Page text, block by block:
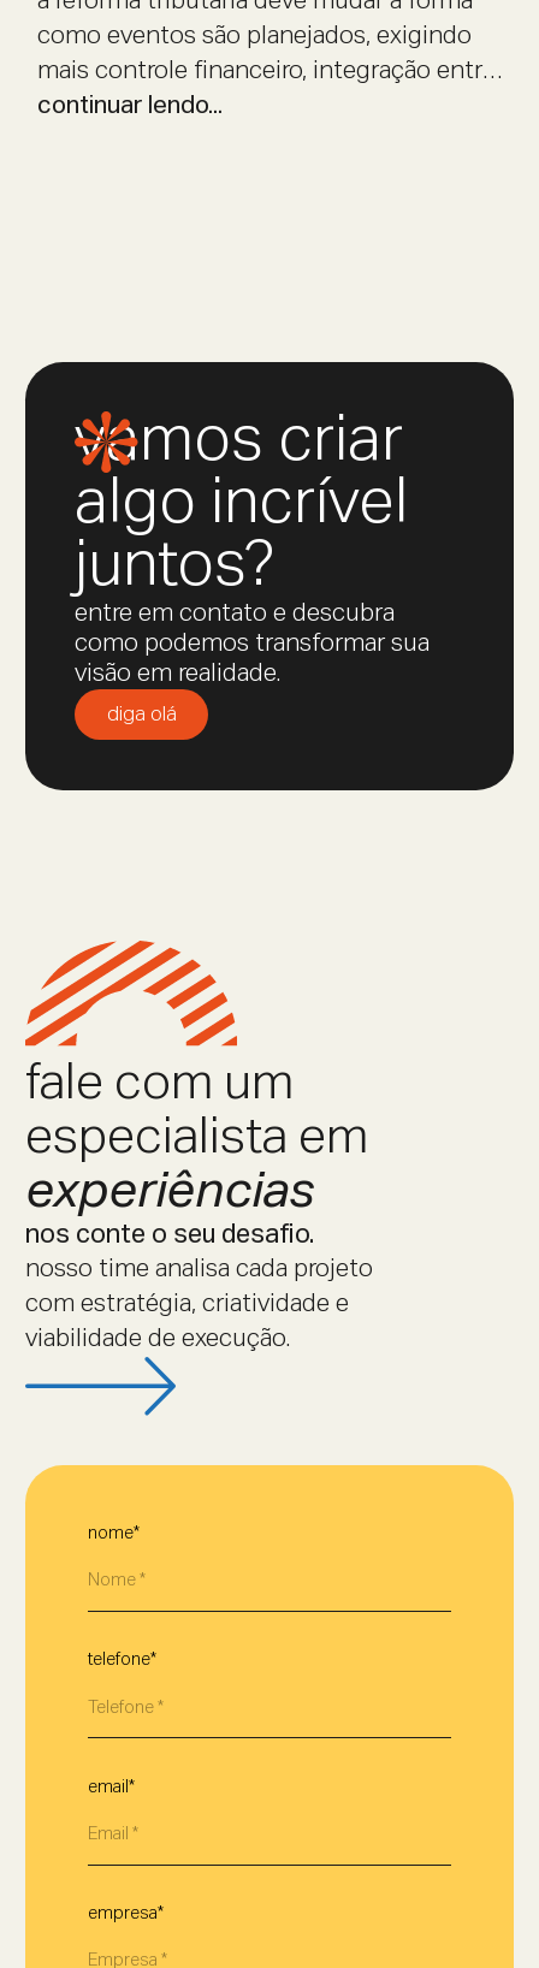
como eventos são planejados, exigindo
mais controle financeiro, integração entre
áreas e previsibilidade operacional.
continuar lendo...
vamos criar
algo incrível
juntos?
entre em contato e descubra
como podemos transformar sua
visão em realidade.
diga olá
fale com um
especialista em
experiências
nos conte o seu desafio.
nosso time analisa cada projeto
com estratégia, criatividade e
viabilidade de execução.
nome*
telefone*
email*
empresa*